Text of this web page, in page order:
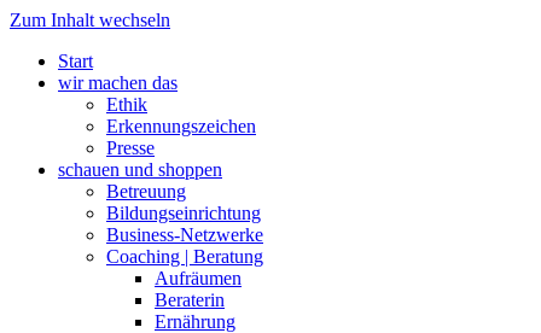
Zum Inhalt wechseln
Start
wir machen das
Ethik
Erkennungszeichen
Presse
schauen und shoppen
Betreuung
Bildungseinrichtung
Business-Netzwerke
Coaching | Beratung
Aufräumen
Beraterin
Ernährung